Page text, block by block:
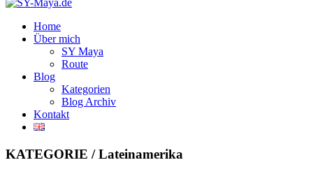
Home
Über mich
SY Maya
Route
Blog
Kategorien
Blog Archiv
Kontakt
KATEGORIE / Lateinamerika